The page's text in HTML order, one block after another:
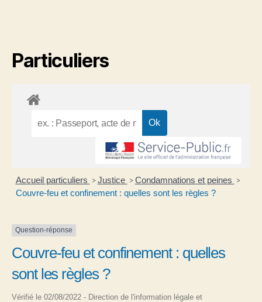
Particuliers
Accueil particuliers > Justice > Condamnations et peines >
Couvre-feu et confinement : quelles sont les règles ?
Question-réponse
Couvre-feu et confinement : quelles
sont les règles ?
Vérifié le 02/08/2022 - Direction de l'information légale et